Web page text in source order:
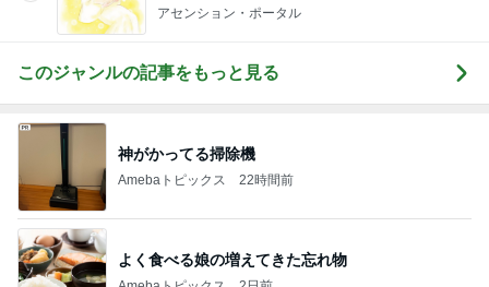
アセンション・ポータル
このジャンルの記事をもっと見る
神がかってる掃除機
Amebaトピックス 22時間前
よく食べる娘の増えてきた忘れ物